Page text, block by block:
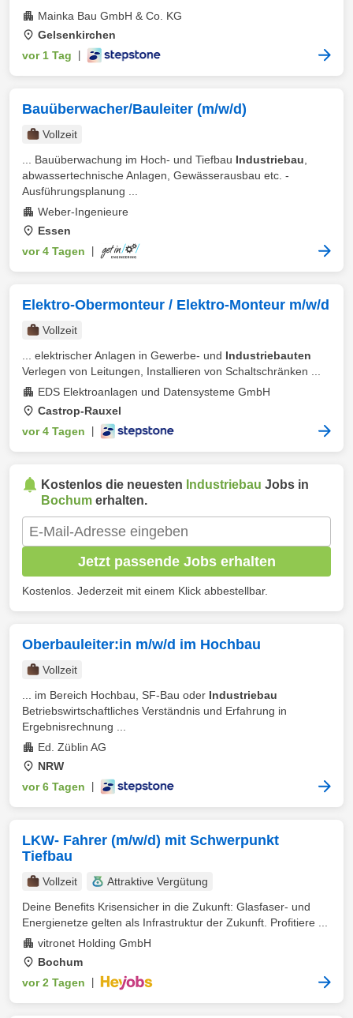
Mainka Bau GmbH & Co. KG
Gelsenkirchen
vor 1 Tag
Bauüberwacher/Bauleiter (m/w/d)
Vollzeit
... Bauüberwachung im Hoch- und Tiefbau Industriebau
abwassertechnische Anlagen, Gewässerausbau etc. -
Ausführungsplanung ...
Weber-Ingenieure
Essen
vor 4 Tagen
Elektro-Obermonteur / Elektro-Monteur m/w/d
Vollzeit
... elektrischer Anlagen in Gewerbe- und Industriebauten
Verlegen von Leitungen, Installieren von Schaltschränken ...
EDS Elektroanlagen und Datensysteme GmbH
Castrop-Rauxel
vor 4 Tagen
Kostenlos die neuesten Industriebau Jobs in
Bochum erhalten.
Jetzt passende Jobs erhalten
Kostenlos. Jederzeit mit einem Klick abbestellbar.
Oberbauleiter:in m/w/d im Hochbau
Vollzeit
... im Bereich Hochbau, SF-Bau oder Industriebau
Betriebswirtschaftliches Verständnis und Erfahrung in
Ergebnisrechnung ...
Ed. Züblin AG
NRW
vor 6 Tagen
LKW- Fahrer (m/w/d) mit Schwerpunkt
Tiefbau
Vollzeit
Attraktive Vergütung
Deine Benefits Krisensicher in die Zukunft: Glasfaser- und
Energienetze gelten als Infrastruktur der Zukunft. Profitiere ...
vitronet Holding GmbH
Bochum
vor 2 Tagen